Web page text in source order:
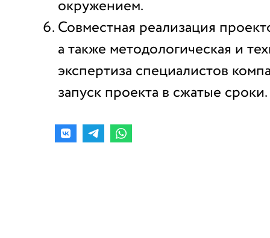
окружением.
Совместная реализация
а также методологическая и
экспертиза специалистов
запуск проекта в сжатые сроки.